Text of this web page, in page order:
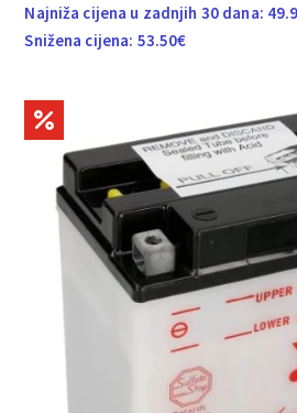
Najniža cijena u zadnjih 30 dana:
Snižena cijena: 53.50€